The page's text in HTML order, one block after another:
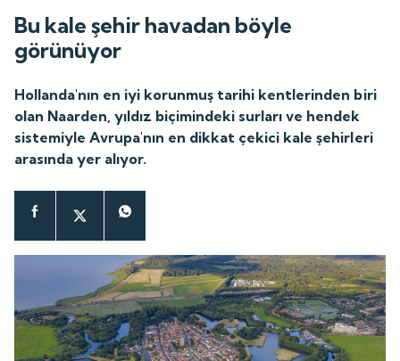
Bu kale şehir havadan böyle
görünüyor
Hollanda'nın en iyi korunmuş tarihi kentlerinden biri
olan Naarden, yıldız biçimindeki surları ve hendek
sistemiyle Avrupa'nın en dikkat çekici kale şehirleri
arasında yer alıyor.